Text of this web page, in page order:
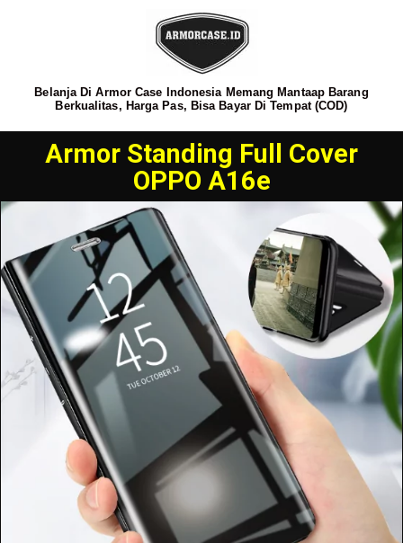
Belanja Di Armor Case Indonesia Memang Mantaap Barang
Berkualitas, Harga Pas, Bisa Bayar Di Tempat (COD)
Armor Standing Full Cover
OPPO A16e